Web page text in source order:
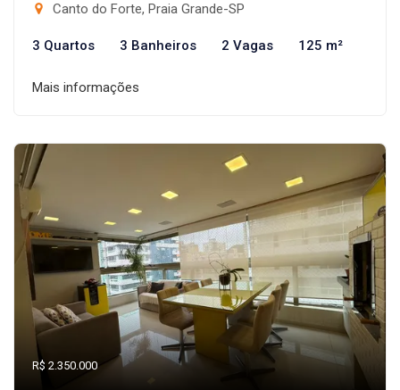
Canto do Forte, Praia Grande-SP
3 Quartos 3 Banheiros 2 Vagas 125 m²
Mais informações
R$ 2.350.000